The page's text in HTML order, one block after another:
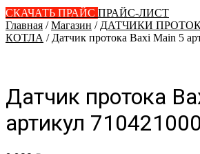
СКАЧАТЬ ПРАЙС ПРАЙС-ЛИСТ
Главная /Магазин / ДАТЧИКИ
КОТЛА / Датчик протока Baxi Main 5
Датчик протока
артикул 710421000